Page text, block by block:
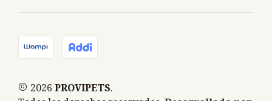
2026 PROVIPETS.